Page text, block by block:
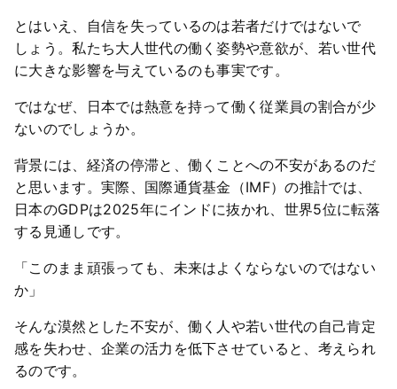
とはいえ、自信を失っているのは若者だけではないで
しょう。私たち大人世代の働く姿勢や意欲が、若い世代
に大きな影響を与えているのも事実です。
ではなぜ、日本では熱意を持って働く従業員の割合が少
ないのでしょうか。
背景には、経済の停滞と、働くことへの不安があるのだ
と思います。実際、国際通貨基金（IMF）の推計では、
日本のGDPは2025年にインドに抜かれ、世界5位に転落
する見通しです。
「このまま頑張っても、未来はよくならないのではない
か」
そんな漠然とした不安が、働く人や若い世代の自己肯定
感を失わせ、企業の活力を低下させていると、考えられ
るのです。